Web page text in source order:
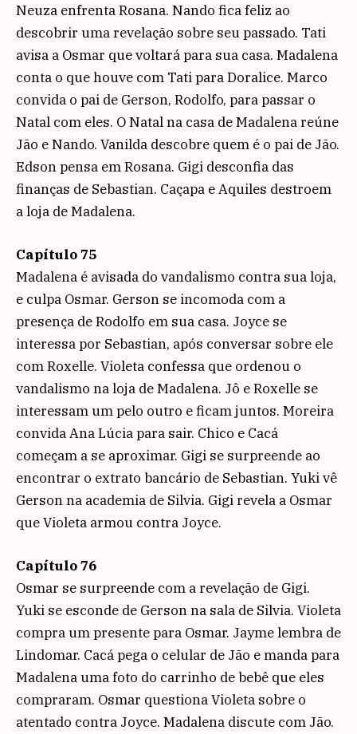
Neuza enfrenta Rosana. Nando fica feliz ao
descobrir uma revelação sobre seu passado. Tati
avisa a Osmar que voltará para sua casa. Madalena
conta o que houve com Tati para Doralice. Marco
convida o pai de Gerson, Rodolfo, para passar o
Natal com eles. O Natal na casa de Madalena reúne
Jão e Nando. Vanilda descobre quem é o pai de Jão.
Edson pensa em Rosana. Gigi desconfia das
finanças de Sebastian. Caçapa e Aquiles destroem
a loja de Madalena.
Capítulo 75
Madalena é avisada do vandalismo contra sua loja,
e culpa Osmar. Gerson se incomoda com a
presença de Rodolfo em sua casa. Joyce se
interessa por Sebastian, após conversar sobre ele
com Roxelle. Violeta confessa que ordenou o
vandalismo na loja de Madalena. Jô e Roxelle se
interessam um pelo outro e ficam juntos. Moreira
convida Ana Lúcia para sair. Chico e Cacá
começam a se aproximar. Gigi se surpreende ao
encontrar o extrato bancário de Sebastian. Yuki vê
Gerson na academia de Silvia. Gigi revela a Osmar
que Violeta armou contra Joyce.
Capítulo 76
Osmar se surpreende com a revelação de Gigi.
Yuki se esconde de Gerson na sala de Silvia. Violeta
compra um presente para Osmar. Jayme lembra de
Lindomar. Cacá pega o celular de Jão e manda para
Madalena uma foto do carrinho de bebê que eles
compraram. Osmar questiona Violeta sobre o
atentado contra Joyce. Madalena discute com Jão.